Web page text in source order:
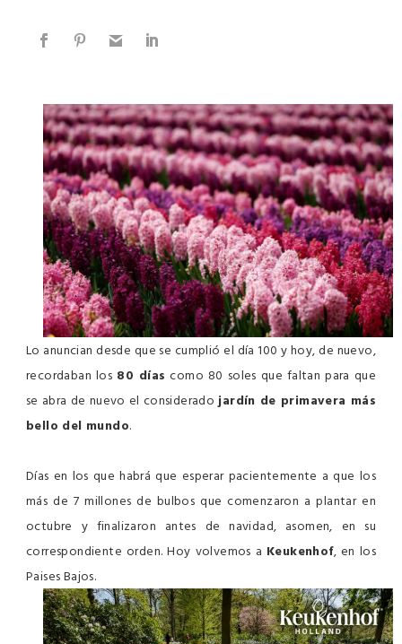
Lo anuncian desde que se cumplió el día 100 y hoy, de nuevo,
recordaban los 80 días como 80 soles que faltan para que
se abra de nuevo el consideradojardín de primavera más
bello del mundo.
Días en los que habrá que esperar pacientemente a que los
más de 7 millones de bulbos que comenzaron a plantar en
octubre y finalizaron antes de navidad, asomen, en su
correspondiente orden. Hoy volvemos a Keukenhof, en los
Paises Bajos.